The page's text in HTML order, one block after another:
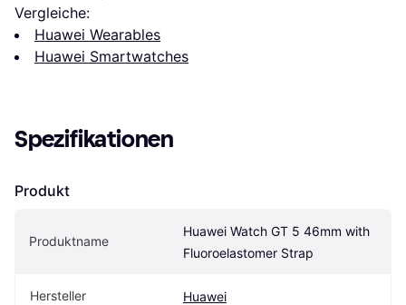
Vergleiche:
Huawei Wearables
Huawei Smartwatches
Spezifikationen
Produkt
Produktname
Huawei Watch GT 5 46mm with
Fluoroelastomer Strap
Hersteller Huawei